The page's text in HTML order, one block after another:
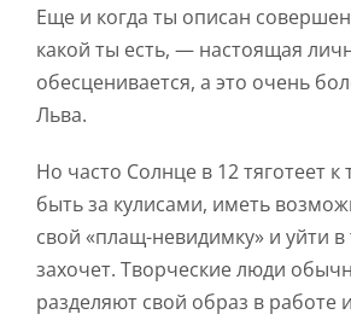
Еще и когда ты описан
какой ты есть, — настоящая
обесценивается, а это очень
Льва.
Но часто Солнце в 12 тяготеет
быть за кулисами, иметь
свой «плащ-невидимку» и уйти в
захочет. Творческие люди
разделяют свой образ в работе